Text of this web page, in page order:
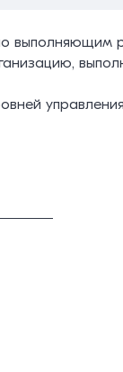
выполняющим